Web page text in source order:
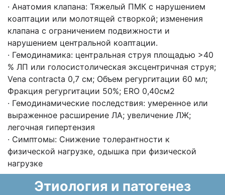
· Анатомия клапана: Тяжелый ПМК с нарушением
коаптации или молотящей створкой; изменения
клапана с ограничением подвижности и
нарушением центральной коаптации.
· Гемодинамика: центральная струя площадью >40
% ЛП или голосистолическая эксцентричная струя;
Vena contracta 0,7 см; Объем регургитации 60 мл;
Фракция регургитации 50%; ERO 0,40см2
· Гемодинамические последствия: умеренное или
выраженное расширение ЛА; увеличение ЛЖ;
легочная гипертензия
· Симптомы: Снижение толерантности к
физической нагрузке, одышка при физической
нагрузке
Этиология и патогенез